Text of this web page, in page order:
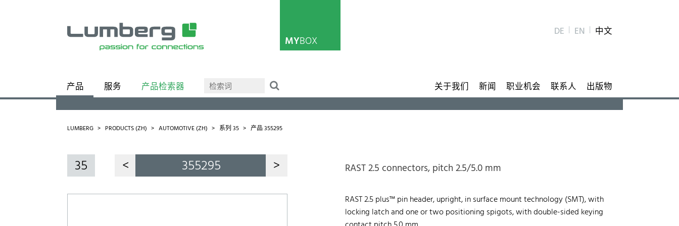
DE EN 中文
产品
类别 业务单元
服务 产品检索器 关于我们 新闻 职业机会 联系人 出版物
MYBOX
LUMBERG PRODUCTS (ZH) AUTOMOTIVE (ZH) 系列 35 产品 355295
35 < 355295 > RAST 2.5 connectors, pitch 2.5/5.0 mm
RAST 2.5 plus™ pin header, upright, in surface mount technology (SMT), with
locking latch and one or two positioning spigots, with double-sided keying